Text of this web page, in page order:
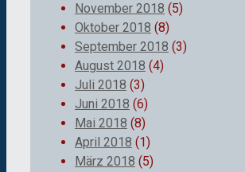
November 2018 (5)
Oktober 2018 (8)
September 2018 (3)
August 2018 (4)
Juli 2018 (3)
Juni 2018 (6)
Mai 2018 (8)
April 2018 (1)
März 2018 (5)